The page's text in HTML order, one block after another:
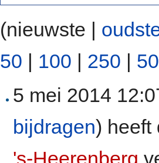
(nieuwste |
50 | 100 | 250 |
5 mei 2014
bijdragen)
's-Heerenberg